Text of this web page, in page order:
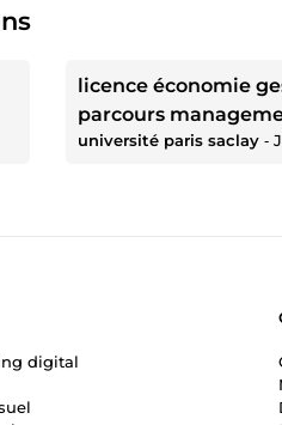
licence économie
parcours
université paris saclay ‐
digital